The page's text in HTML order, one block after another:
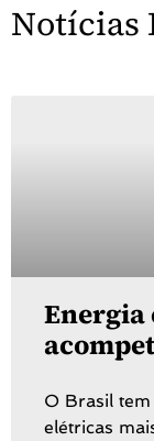
Notícias
O Brasil
elétricas